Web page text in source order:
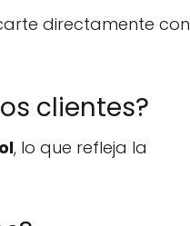
directamente con
clientes?
, lo que refleja la